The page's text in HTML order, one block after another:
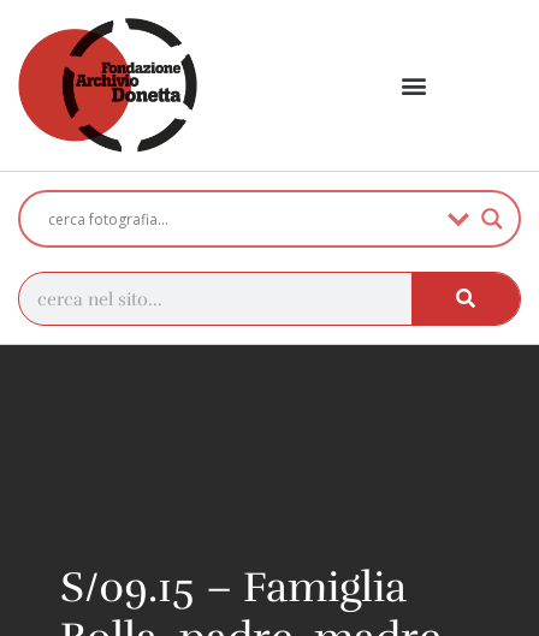
S/09.15 – Famiglia